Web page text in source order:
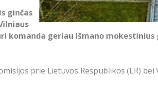
ginčas
komanda geriau išmano
prie Lietuvos Respublikos (LR)